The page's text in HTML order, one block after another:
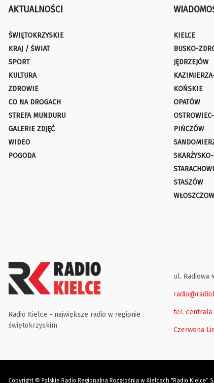
AKTUALNOŚCI
ŚWIĘTOKRZYSKIE
KRAJ / ŚWIAT
SPORT
KULTURA
ZDROWIE
CO NA DROGACH
STREFA MUNDURU
GALERIE ZDJĘĆ
WIDEO
POGODA
KIELCE
BUSKO-
JĘDRZEJÓW
KOŃSKIE
OPATÓW
PIŃCZÓW
STASZÓW
Radio Kielce - największe radio w regionie
świętokrzyskim.
ul. Radiowa
tel. centrala
Czerwona
Copyright © Polskie Radio Regionalna Rozgłośnia w Kielcach "Radio Kielce"